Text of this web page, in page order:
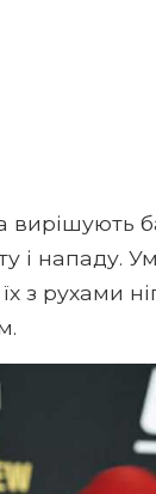
вирішують
і нападу.
з рухами